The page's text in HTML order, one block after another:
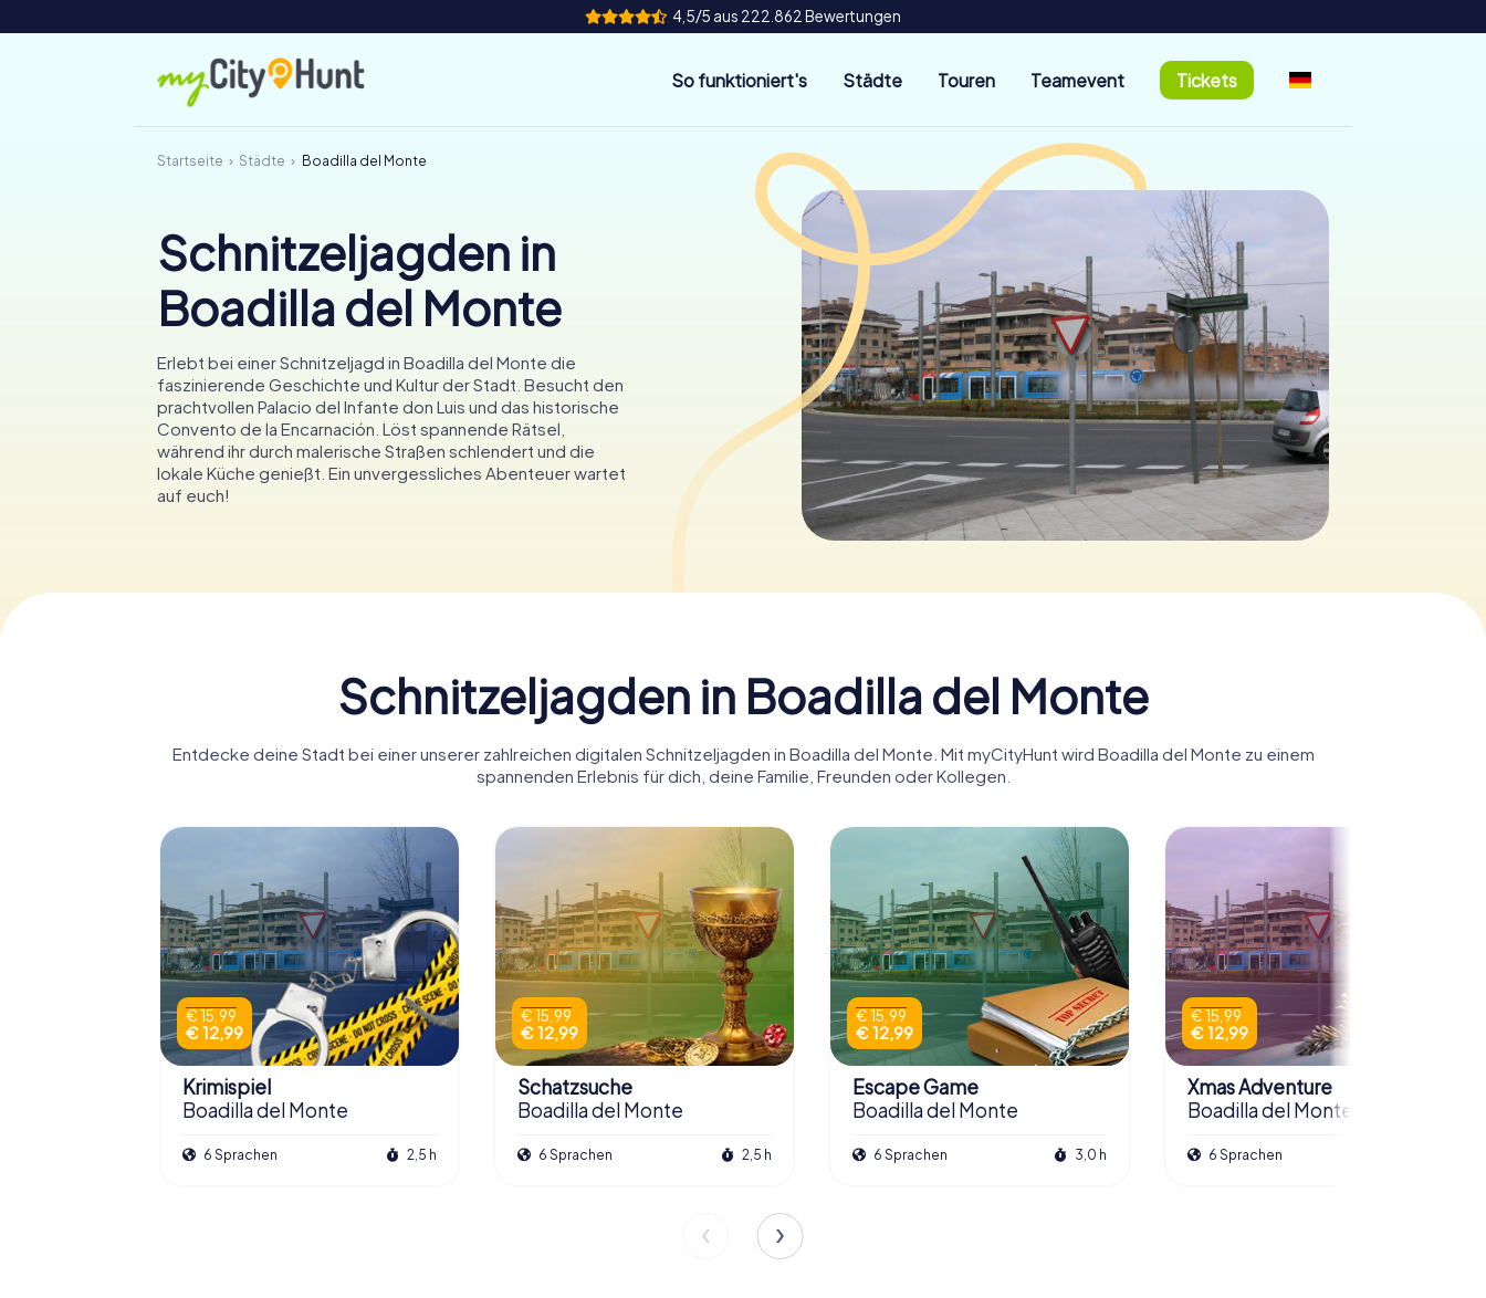
4,5/5 aus 222.862 Bewertungen
So funktioniert's Städte Touren Teamevent Tickets
Startseite Städte Boadilla del Monte
Schnitzeljagden in
Boadilla del Monte
Erlebt bei einer Schnitzeljagd in Boadilla del Monte die
faszinierende Geschichte und Kultur der Stadt. Besucht den
prachtvollen Palacio del Infante don Luis und das historische
Convento de la Encarnación. Löst spannende Rätsel,
während ihr durch malerische Straßen schlendert und die
lokale Küche genießt. Ein unvergessliches Abenteuer wartet
auf euch!
Schnitzeljagden in Boadilla del Monte
Entdecke deine Stadt bei einer unserer zahlreichen digitalen Schnitzeljagden in Boadilla del Monte. Mit myCityHunt wird Boadilla del Monte zu einem
spannenden Erlebnis für dich, deine Familie, Freunden oder Kollegen.
€ 15,99
€ 12,99
Krimispiel
Boadilla del Monte
6 Sprachen 2,5 h
€ 15,99
€ 12,99
Schatzsuche
Boadilla del Monte
6 Sprachen 2,5 h
€ 15,99
€ 12,99
Escape Game
Boadilla del Monte
6 Sprachen 3,0 h
€ 15,99
€ 12,99
Xmas Adventure
Boadilla del Monte
6 Sprachen